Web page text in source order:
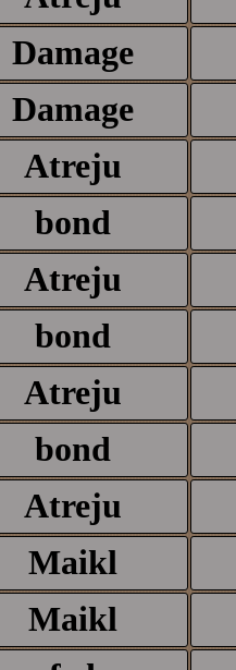
Damage
Damage
Atreju
bond
Atreju
bond
Atreju
bond
Atreju
Maikl
Maikl